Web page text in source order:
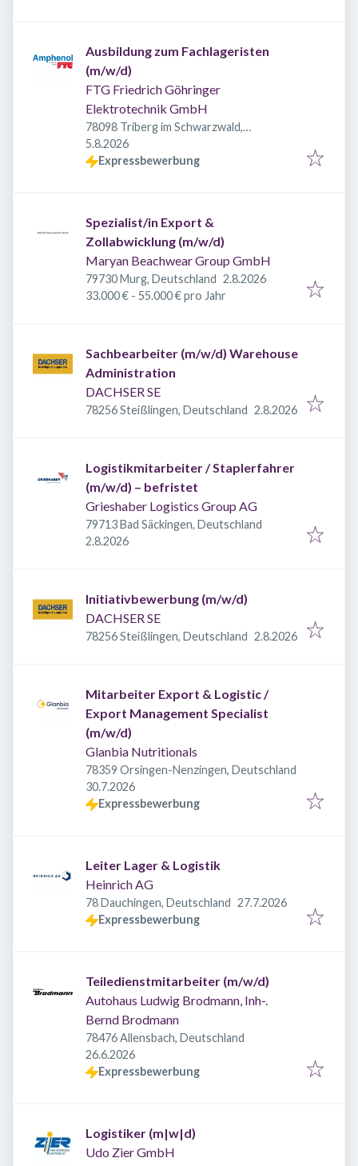
Ausbildung zum Fachlageristen
(m/w/d)
FTG Friedrich Göhringer
Elektrotechnik GmbH
78098 Triberg im Schwarzwald,
Deutschland
Veröffentlicht
5.8.2026
Expressbewerbung
Spezialist/in Export &
Zollabwicklung (m/w/d)
Maryan Beachwear Group GmbH
79730 Murg, Deutschland Veröffentlicht
2.8.2026
33.000 € - 55.000 € pro Jahr
Sachbearbeiter (m/w/d) Warehouse
Administration
DACHSER SE
78256 Steißlingen, Deutschland Veröffentlicht
2.8.2026
Logistikmitarbeiter / Staplerfahrer
(m/w/d) – befristet
Grieshaber Logistics Group AG
79713 Bad Säckingen, Deutschland
Veröffentlicht
2.8.2026
Initiativbewerbung (m/w/d)
DACHSER SE
78256 Steißlingen, Deutschland Veröffentlicht
2.8.2026
Mitarbeiter Export & Logistic /
Export Management Specialist
(m/w/d)
Glanbia Nutritionals
78359 Orsingen-Nenzingen, Deutschland
Veröffentlicht
30.7.2026
Expressbewerbung
Leiter Lager & Logistik
Heinrich AG
78 Dauchingen, Deutschland Veröffentlicht
27.7.2026
Expressbewerbung
Teiledienstmitarbeiter (m/w/d)
Autohaus Ludwig Brodmann, Inh-.
Bernd Brodmann
78476 Allensbach, Deutschland
Veröffentlicht
26.6.2026
Expressbewerbung
Logistiker (m|w|d)
Udo Zier GmbH